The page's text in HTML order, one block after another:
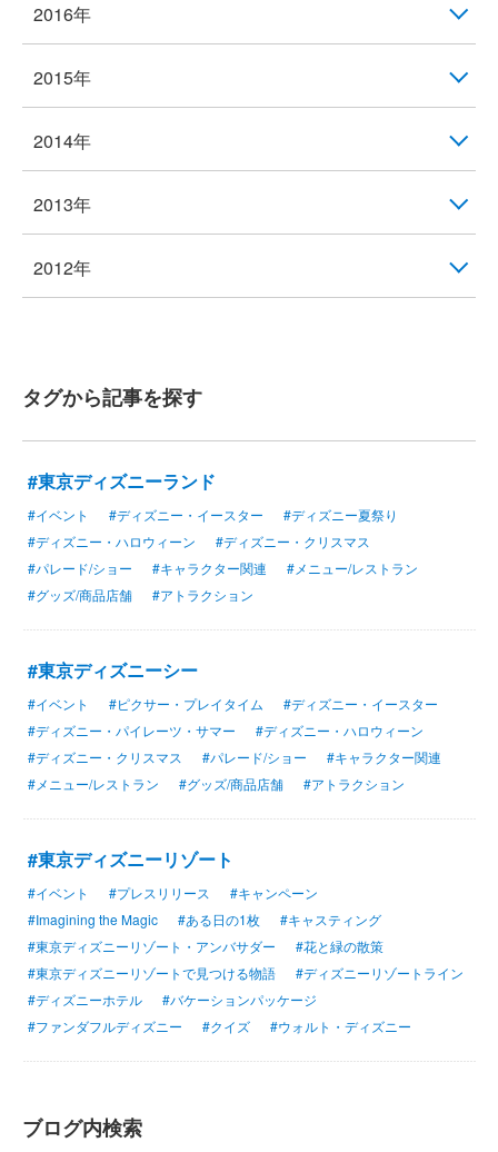
2016年
2015年
2014年
2013年
2012年
タグから記事を探す
#東京ディズニーランド
#イベント #ディズニー・イースター
#ディズニー夏祭り
#ディズニー・ハロウィーン
#ディズニー・クリスマス
#パレード/ショー
#キャラクター関連
#メニュー/レストラン
#グッズ/商品店舗
#アトラクション
#東京ディズニーシー
#イベント #ピクサー・プレイタイム
#ディズニー・イースター
#ディズニー・パイレーツ・サマー
#ディズニー・ハロウィーン
#ディズニー・クリスマス
#パレード/ショー
#キャラクター関連
#メニュー/レストラン
#グッズ/商品店舗 #アトラクション
#東京ディズニーリゾート
#イベント #プレスリリース
#キャンペーン
#Imagining the Magic
#ある日の1枚
#キャスティング
#東京ディズニーリゾート・アンバサダー
#花と緑の散策
#東京ディズニーリゾートで見つける物語
#ディズニーリゾートライン
#ディズニーホテル
#バケーションパッケージ
#ファンダフルディズニー
#クイズ #ウォルト・ディズニー
ブログ内検索